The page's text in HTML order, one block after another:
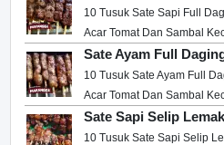
10 Tusuk Sate Sapi Full
Acar Tomat Dan Sambal
Sate Ayam Full
10 Tusuk Sate Ayam Full
Acar Tomat Dan Sambal
Sate Sapi Selip Lemak
10 Tusuk Sate Sapi Selip